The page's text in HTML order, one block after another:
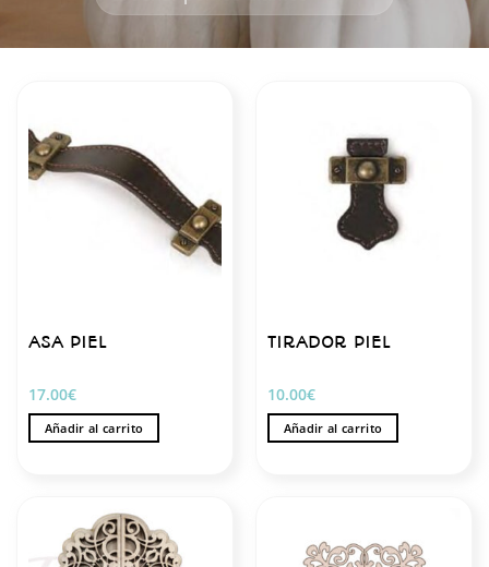
ASA PIEL
17.00€
Añadir al carrito
TIRADOR PIEL
10.00€
Añadir al carrito